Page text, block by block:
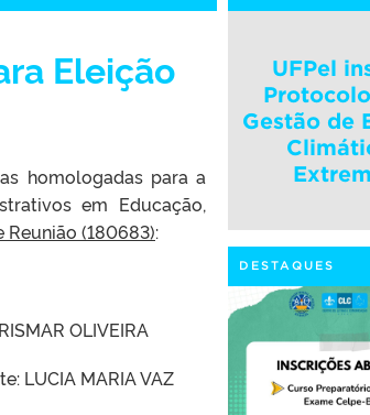
Eleição
homologadas para a
em Educação,
Reunião (180683):
OLIVEIRA
LUCIA MARIA VAZ
UFPel
Gestão de
DESTAQUES